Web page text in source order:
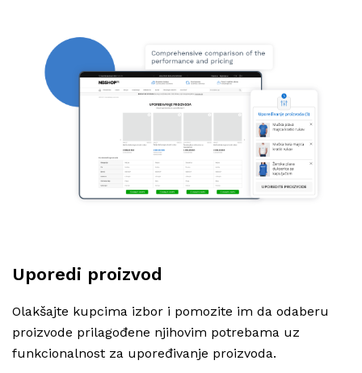
Uporedi proizvod
Olakšajte kupcima izbor i pomozite im da odaberu
proizvode prilagođene njihovim potrebama uz
funkcionalnost za upoređivanje proizvoda.